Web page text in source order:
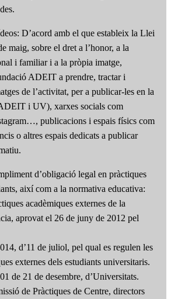
D’acord amb el que estableix la Llei
maig, sobre el dret a l’honor, a la
i familiar i a la pròpia imatge,
ADEIT a prendre, tractar i
de l’activitat, per a publicar-les en la
i UV), xarxes socials com
publicacions i espais físics com
o altres espais dedicats a publicar
d’obligació legal en pràctiques
així com a la normativa educativa:
acadèmiques externes de la
aprovat el 26 de juny de 2012 pel
d’11 de juliol, pel qual es regulen les
externes dels estudiants universitaris.
de 21 de desembre, d’Universitats.
de Pràctiques de Centre, directors